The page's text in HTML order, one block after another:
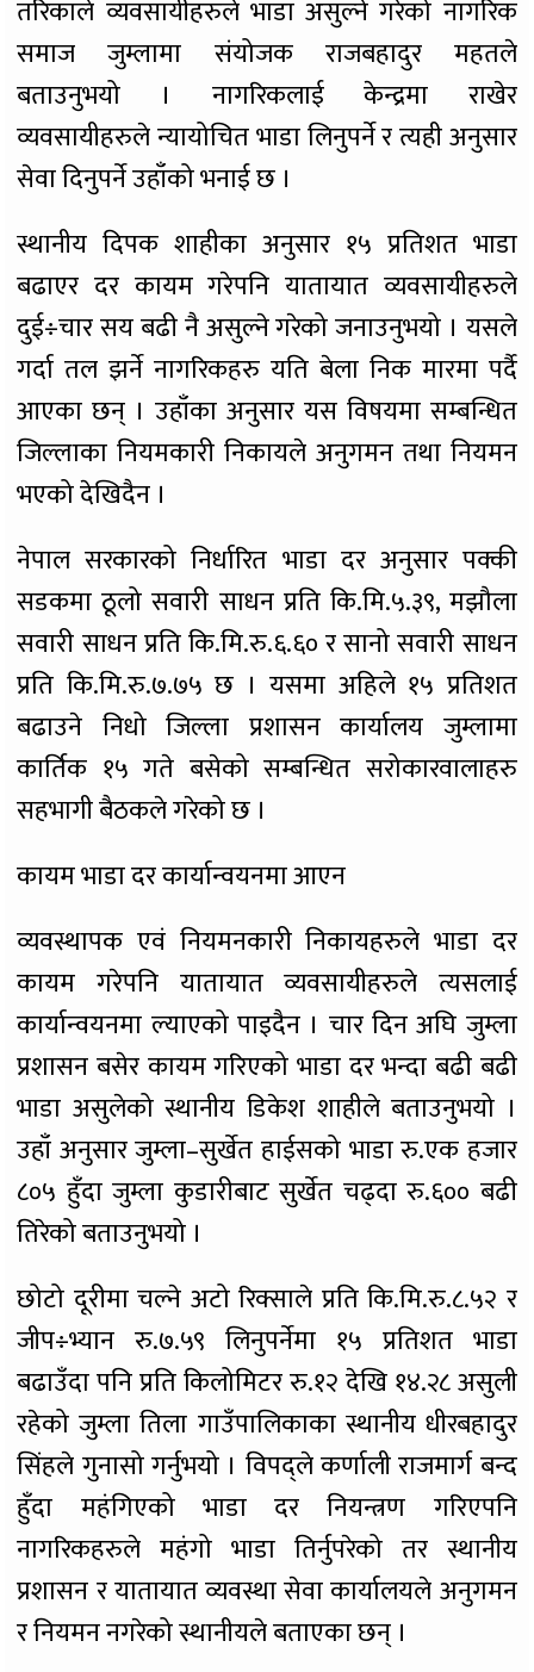
तरिकाले व्यवसायीहरुले भाडा असुल्ने गरेको नागरिक
समाज जुम्लामा संयोजक राजबहादुर महतले
बताउनुभयो । नागरिकलाई केन्द्रमा राखेर
व्यवसायीहरुले न्यायोचित भाडा लिनुपर्ने र त्यही अनुसार
सेवा दिनुपर्ने उहाँको भनाई छ ।
स्थानीय दिपक शाहीका अनुसार १५ प्रतिशत भाडा
बढाएर दर कायम गरेपनि यातायात व्यवसायीहरुले
दुई÷चार सय बढी नै असुल्ने गरेको जनाउनुभयो । यसले
गर्दा तल झर्ने नागरिकहरु यति बेला निक मारमा पर्दै
आएका छन् । उहाँका अनुसार यस विषयमा सम्बन्धित
जिल्लाका नियमकारी निकायले अनुगमन तथा नियमन
भएको देखिदैन ।
नेपाल सरकारको निर्धारित भाडा दर अनुसार पक्की
सडकमा ठूलो सवारी साधन प्रति कि.मि.५.३९, मझौला
सवारी साधन प्रति कि.मि.रु.६.६० र सानो सवारी साधन
प्रति कि.मि.रु.७.७५ छ । यसमा अहिले १५ प्रतिशत
बढाउने निधो जिल्ला प्रशासन कार्यालय जुम्लामा
कार्तिक १५ गते बसेको सम्बन्धित सरोकारवालाहरु
सहभागी बैठकले गरेको छ ।
कायम भाडा दर कार्यान्वयनमा आएन
व्यवस्थापक एवं नियमनकारी निकायहरुले भाडा दर
कायम गरेपनि यातायात व्यवसायीहरुले त्यसलाई
कार्यान्वयनमा ल्याएको पाइदैन । चार दिन अघि जुम्ला
प्रशासन बसेर कायम गरिएको भाडा दर भन्दा बढी बढी
भाडा असुलेको स्थानीय डिकेश शाहीले बताउनुभयो ।
उहाँ अनुसार जुम्ला–सुर्खेत हाईसको भाडा रु.एक हजार
८०५ हुँदा जुम्ला कुडारीबाट सुर्खेत चढ्दा रु.६०० बढी
तिरेको बताउनुभयो ।
छोटो दूरीमा चल्ने अटो रिक्साले प्रति कि.मि.रु.८.५२ र
जीप÷भ्यान रु.७.५९ लिनुपर्नेमा १५ प्रतिशत भाडा
बढाउँदा पनि प्रति किलोमिटर रु.१२ देखि १४.२८ असुली
रहेको जुम्ला तिला गाउँपालिकाका स्थानीय धीरबहादुर
सिंहले गुनासो गर्नुभयो । विपद्ले कर्णाली राजमार्ग बन्द
हुँदा महंगिएको भाडा दर नियन्त्रण गरिएपनि
नागरिकहरुले महंगो भाडा तिर्नुपरेको तर स्थानीय
प्रशासन र यातायात व्यवस्था सेवा कार्यालयले अनुगमन
र नियमन नगरेको स्थानीयले बताएका छन् ।